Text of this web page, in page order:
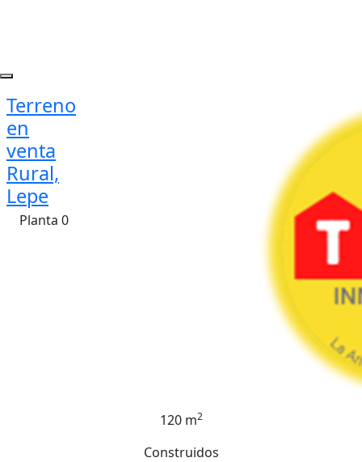
Terreno
en
venta
Rural,
Lepe
Planta 0
120 m2
Construidos